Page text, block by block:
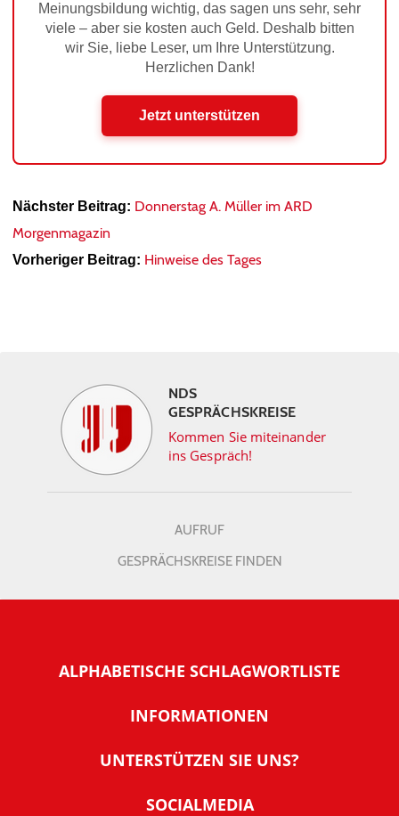
Meinungsbildung wichtig, das sagen uns sehr, sehr
viele – aber sie kosten auch Geld. Deshalb bitten
wir Sie, liebe Leser, um Ihre Unterstützung.
Herzlichen Dank!
Jetzt unterstützen
Nächster Beitrag: Donnerstag A. Müller im ARD
Morgenmagazin
Vorheriger Beitrag: Hinweise des Tages
NDS
GESPRÄCHSKREISE
Kommen Sie miteinander
ins Gespräch!
AUFRUF
GESPRÄCHSKREISE FINDEN
ALPHABETISCHE SCHLAGWORTLISTE
INFORMATIONEN
Warum NachDenkSeiten
Tipps zur Nutzung der NachDenkSeiten
UNTERSTÜTZEN SIE UNS?
SOCIALMEDIA